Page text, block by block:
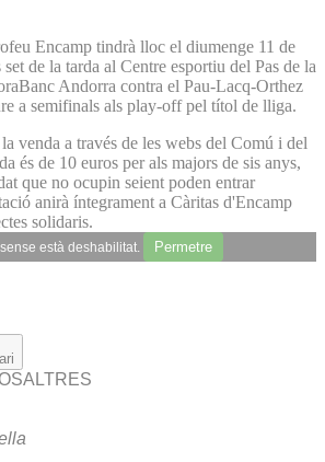
Encamp tindrà lloc el diumenge 11 de
de la tarda al Centre esportiu del Pas de la
Andorra contra el Pau-Lacq-Orthez
a semifinals als play-off pel títol de lliga.
venda a través de les webs del Comú i del
és de 10 euros per als majors de sis anys,
que no ocupin seient poden entrar
anirà íntegrament a Càritas d'Encamp
solidaris.
està deshabilitat. Permetre